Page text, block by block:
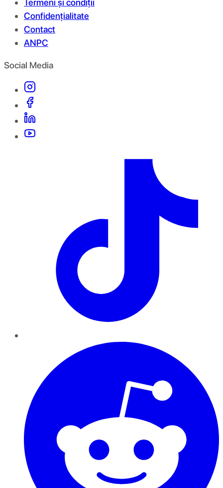
Termeni și condiții
Confidențialitate
Contact
ANPC
Social Media